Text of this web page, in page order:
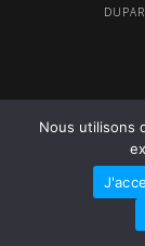
Nous utilisons